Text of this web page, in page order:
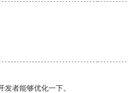
者能够优化一下。